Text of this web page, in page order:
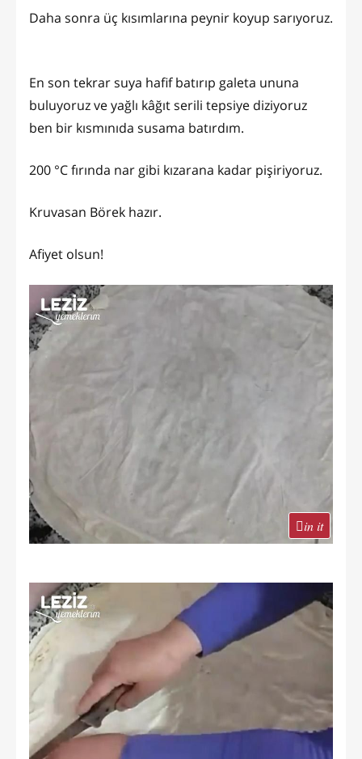
Daha sonra üç kısımlarına peynir koyup sarıyoruz.
En son tekrar suya hafif batırıp galeta ununa
buluyoruz ve yağlı kâğıt serili tepsiye diziyoruz
ben bir kısmınıda susama batırdım.
200 °C fırında nar gibi kızarana kadar pişiriyoruz.
Kruvasan Börek hazır.
Afiyet olsun!
in it